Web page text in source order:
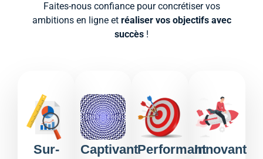
Faites-nous confiance pour concrétiser vos
ambitions en ligne et réaliser vos objectifs avec
succès !
Sur-
CaptivantPerformantInnovant